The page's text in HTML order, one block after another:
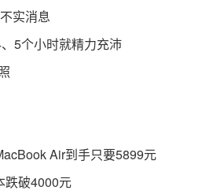
实消息
5个小时就精力充沛
Air到手只要5899元
跌破4000元